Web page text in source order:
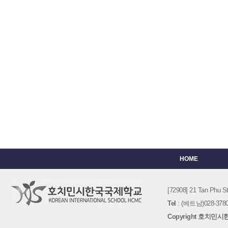
HOME
[72908] 21 Tan Phu
Tel : (베트남)028-
Copyright 호치민시